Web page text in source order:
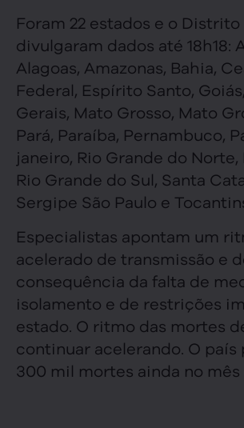
Foram 22 estados e o
divulgaram dados até 18h18:
Alagoas, Amazonas, Bahia,
Federal, Espírito Santo,
Gerais, Mato Grosso, Mato
Pará, Paraíba, Pernambuco,
janeiro, Rio Grande do Norte,
Rio Grande do Sul, Santa
Sergipe São Paulo e
Especialistas apontam um
acelerado de transmissão e
consequência da falta de
isolamento e de restrições
estado. O ritmo das mortes
continuar acelerando. O
300 mil mortes ainda no